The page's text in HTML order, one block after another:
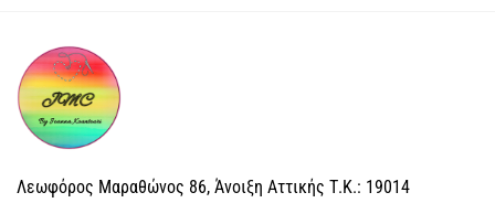
επιλεγούν
Λεωφόρος Μαραθώνος 86, Άνοιξη Αττικής Τ.Κ.: 19014